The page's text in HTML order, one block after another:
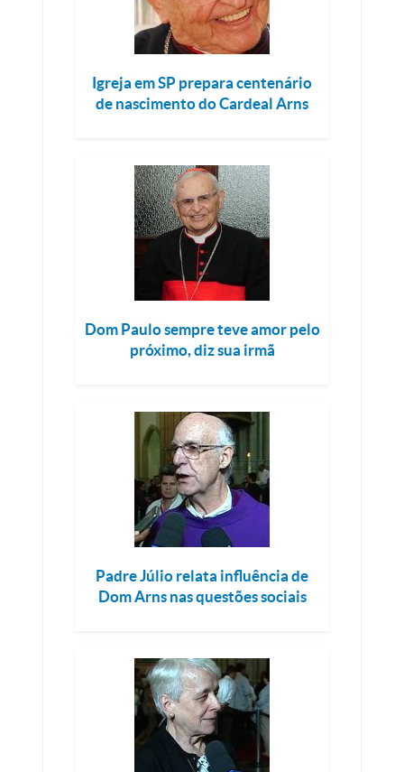
Igreja em SP prepara centenário
de nascimento do Cardeal Arns
Dom Paulo sempre teve amor pelo
próximo, diz sua irmã
Padre Júlio relata influência de
Dom Arns nas questões sociais